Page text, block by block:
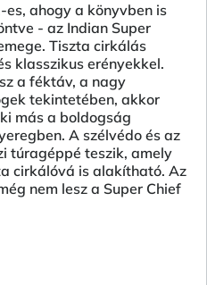
ahogy a könyvben is
- az Indian Super
Tiszta cirkálás
klasszikus erényekkel.
a féktáv, a nagy
tekintetében, akkor
más a boldogság
A szélvédo és az
túragéppé teszik, amely
cirkálóvá is alakítható. Az
nem lesz a Super Chief